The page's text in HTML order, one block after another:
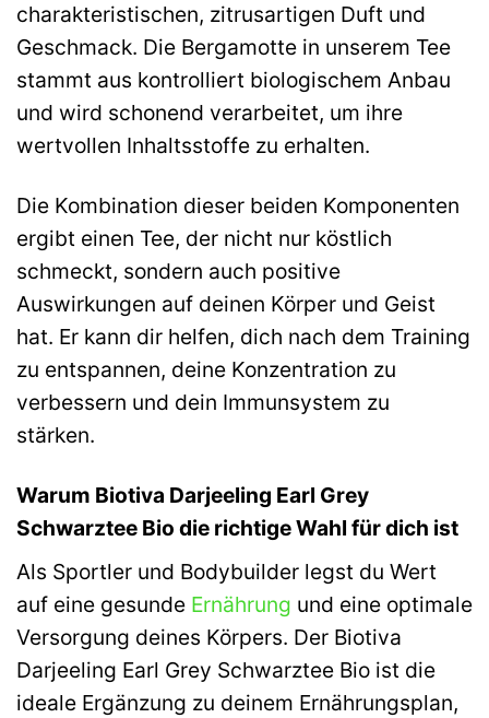
charakteristischen, zitrusartigen Duft und
Geschmack. Die Bergamotte in unserem Tee
stammt aus kontrolliert biologischem Anbau
und wird schonend verarbeitet, um ihre
wertvollen Inhaltsstoffe zu erhalten.
Die Kombination dieser beiden Komponenten
ergibt einen Tee, der nicht nur köstlich
schmeckt, sondern auch positive
Auswirkungen auf deinen Körper und Geist
hat. Er kann dir helfen, dich nach dem Training
zu entspannen, deine Konzentration zu
verbessern und dein Immunsystem zu
stärken.
Warum Biotiva Darjeeling Earl Grey
Schwarztee Bio die richtige Wahl für dich ist
Als Sportler und Bodybuilder legst du Wert
auf eine gesunde Ernährung und eine optimale
Versorgung deines Körpers. Der Biotiva
Darjeeling Earl Grey Schwarztee Bio ist die
ideale Ergänzung zu deinem Ernährungsplan,